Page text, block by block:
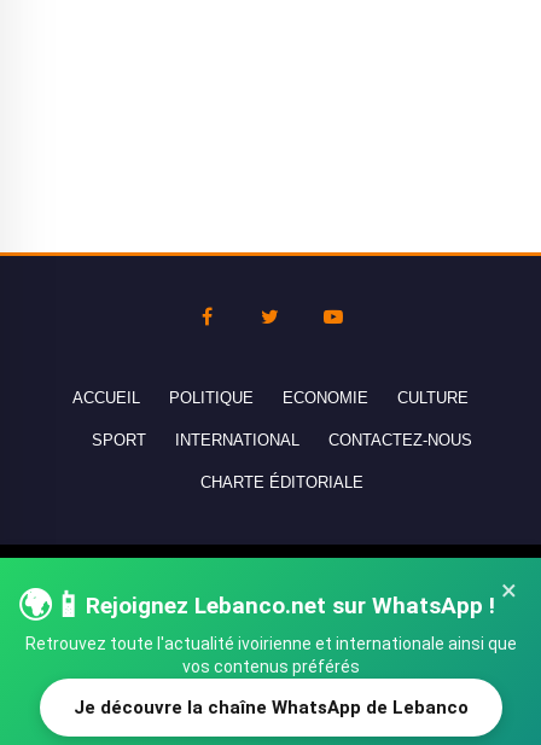
SHARE TWEET
×
🌍📱 Rejoignez Lebanco.net sur WhatsApp !
Retrouvez toute l'actualité ivoirienne et internationale ainsi que
vos contenus préférés
Je découvre la chaîne WhatsApp de Lebanco
ACCUEIL POLITIQUE ECONOMIE CULTURE
SPORT INTERNATIONAL CONTACTEZ-NOUS
CHARTE ÉDITORIALE
réservés - All rights reserved.